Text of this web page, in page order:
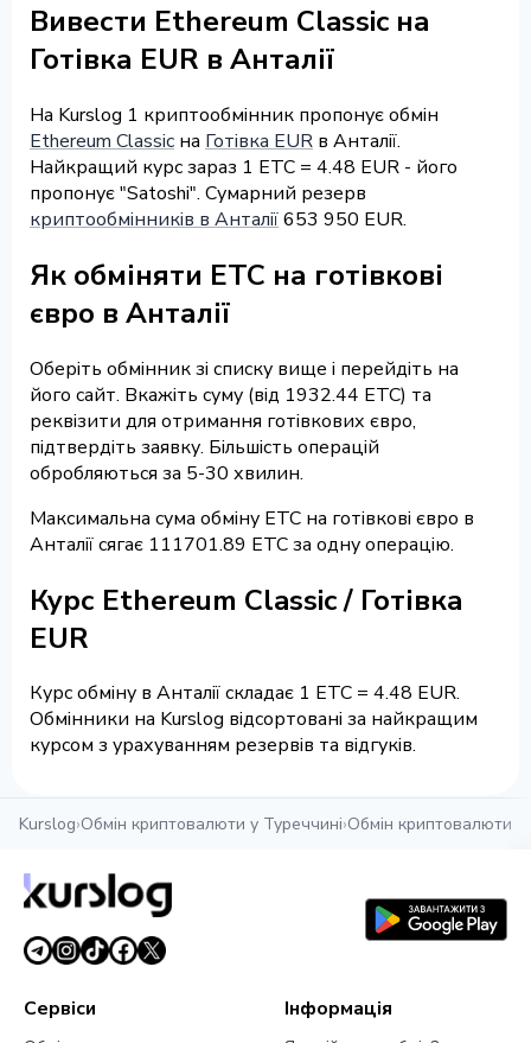
Вивести Ethereum Classic на
Готівка EUR в Анталії
На Kurslog 1 криптообмінник пропонує обмін
Ethereum Classic на Готівка EUR в Анталії.
Найкращий курс зараз 1 ETC = 4.48 EUR - його
пропонує "Satoshi". Сумарний резерв
криптообмінників в Анталії653 950 EUR.
Як обміняти ETC на готівкові
євро в Анталії
Оберіть обмінник зі списку вище і перейдіть на
його сайт. Вкажіть суму (від 1932.44 ETC) та
реквізити для отримання готівкових євро,
підтвердіть заявку. Більшість операцій
обробляються за 5-30 хвилин.
Максимальна сума обміну ETC на готівкові євро в
Анталії сягає 111701.89 ETC за одну операцію.
Курс Ethereum Classic / Готівка
EUR
Курс обміну в Анталії складає 1 ETC = 4.48 EUR.
Обмінники на Kurslog відсортовані за найкращим
курсом з урахуванням резервів та відгуків.
Kurslog›Обмін криптовалюти у Туреччині›Обмін криптовалюти в
Сервіси Інформація